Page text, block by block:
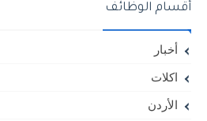
أقسام الوظائف
أخبار
اكلات
الأردن